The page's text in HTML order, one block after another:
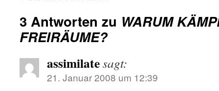
3 Antworten zu WARUM
FREIRÄUME?
assimilatesagt:
21. Januar 2008 um 12:39